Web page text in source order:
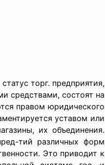
торг. предприятия,
средствами, состоят на
правом юридического
уставом или
их объединения.
тий различных форм
Это приводит к